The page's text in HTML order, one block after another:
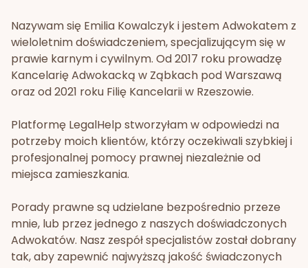
Nazywam się Emilia Kowalczyk i jestem Adwokatem z
wieloletnim doświadczeniem, specjalizującym się w
prawie karnym i cywilnym. Od 2017 roku prowadzę
Kancelarię Adwokacką w Ząbkach pod Warszawą
oraz od 2021 roku Filię Kancelarii w Rzeszowie.
Platformę LegalHelp stworzyłam w odpowiedzi na
potrzeby moich klientów, którzy oczekiwali szybkiej i
profesjonalnej pomocy prawnej niezależnie od
miejsca zamieszkania.
Porady prawne są udzielane bezpośrednio przeze
mnie, lub przez jednego z naszych doświadczonych
Adwokatów. Nasz zespół specjalistów został dobrany
tak, aby zapewnić najwyższą jakość świadczonych